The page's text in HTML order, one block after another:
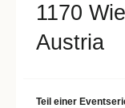
1170
Austria
Teil einer